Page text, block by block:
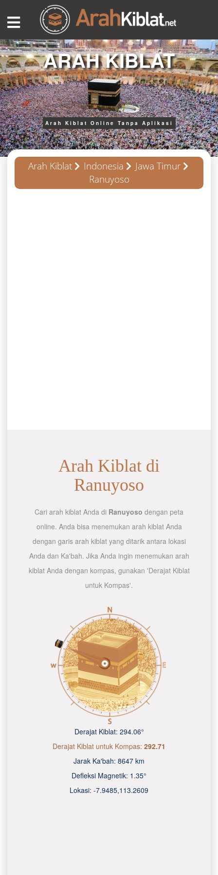
ARAH KIBLAT
Arah Kiblat Online Tanpa Aplikasi
Arah Kiblat Indonesia
Jawa Timur
Ranuyoso
Arah Kiblat di
Ranuyoso
Cari arah kiblat Anda di Ranuyoso dengan peta
online. Anda bisa menemukan arah kiblat Anda
dengan garis arah kiblat yang ditarik antara lokasi
Anda dan Ka'bah. Jika Anda ingin menemukan arah
kiblat Anda dengan kompas, gunakan 'Derajat Kiblat
untuk Kompas'.
Derajat Kiblat: 294.06°
Derajat Kiblat untuk Kompas: 292.71
Jarak Ka'bah: 8647 km
Defleksi Magnetik: 1.35°
Lokasi: -7.9485,113.2610